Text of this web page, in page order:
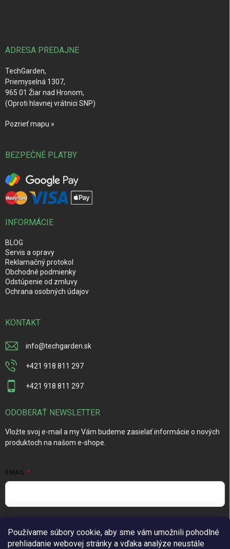
Používame súbory cookie, aby sme vám umožnili pohodlné
prehliadanie webovej stránky a vďaka analýze neustále
ADRESA PREDAJNE
TechGarden,
Priemyselná 1307,
965 01 Žiar nad Hronom,
(Oproti hlavnej vrátnici SNP)
Pozrieť mapu »
BEZPEČNÉ PLATBY
INFORMÁCIE
BLOG
Servis a opravy
Reklamačný protokol
Obchodné podmienky
Odstúpenie od zmluvy
Ochrana osobných údajov
KONTAKT
info@techgarden.sk
+421 918 811 297
+421 918 811 297
ODOBERAŤ NEWSLETTER
Vložte svoj e-mail a my Vám budeme zasielať informácie o nových
produktoch na našom e-shope.
EMAIL
údajov